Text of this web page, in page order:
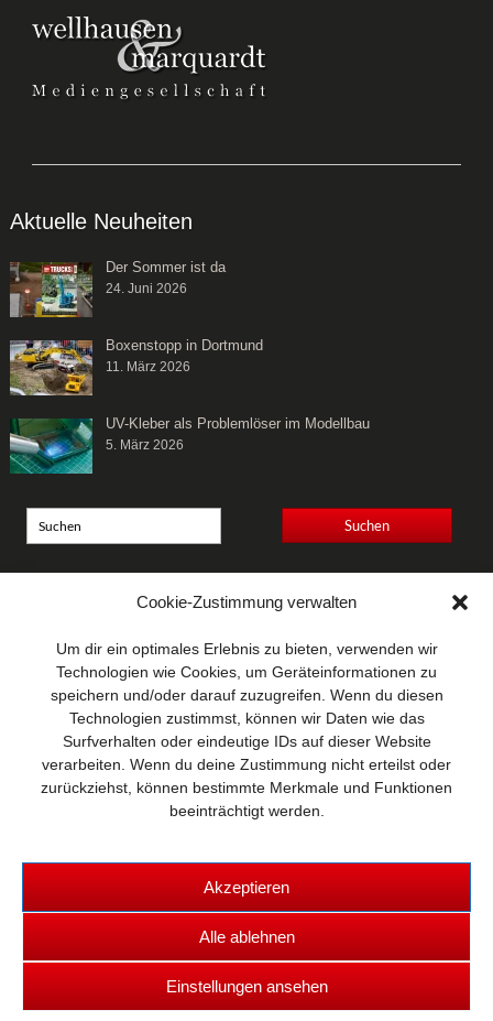
Cookie-Zustimmung verwalten
Um dir ein optimales Erlebnis zu bieten, verwenden wir
Technologien wie Cookies, um Geräteinformationen zu
speichern und/oder darauf zuzugreifen. Wenn du diesen
Technologien zustimmst, können wir Daten wie das
Surfverhalten oder eindeutige IDs auf dieser Website
verarbeiten. Wenn du deine Zustimmung nicht erteilst oder
zurückziehst, können bestimmte Merkmale und Funktionen
beeinträchtigt werden.
Akzeptieren
Alle ablehnen
Einstellungen ansehen
Aktuelle Neuheiten
Der Sommer ist da
24. Juni 2026
Boxenstopp in Dortmund
11. März 2026
UV-Kleber als Problemlöser im Modellbau
5. März 2026
Mediengesellschaft bR
Mundsburger Damm 6
22087 Hamburg
Kontakt
Telefon: 0 40 / 42 91 77-0
E-Mail:post@wm-medien.de
Web:www.wm-medien.de
Copyright © 2026 TRUCKS & Details